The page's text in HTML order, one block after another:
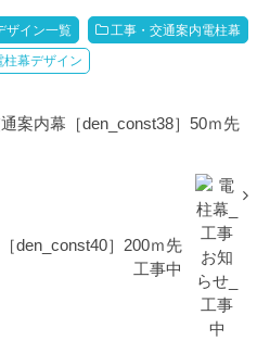
ザイン一覧 工事・交通案内電柱幕
柱幕デザイン
案内幕［den_const38］50ｍ先
den_const40］200ｍ先
工事中